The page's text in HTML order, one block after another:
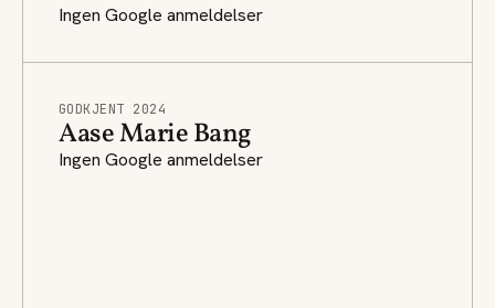
Ingen Google anmeldelser
GODKJENT 2024
Aase Marie Bang
Ingen Google anmeldelser